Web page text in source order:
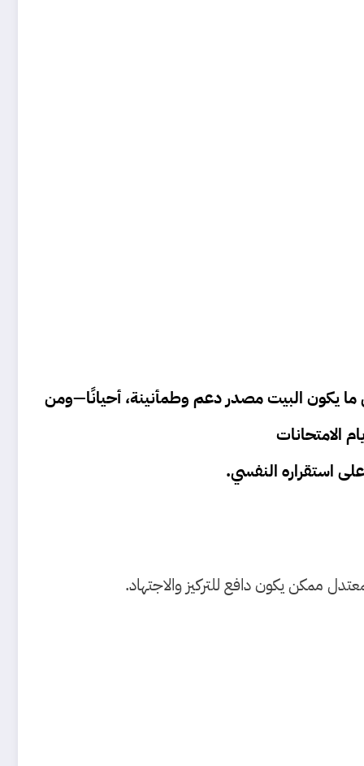
ما يكون البيت مصدر دعم وطمأنينة، أحيانًا—ومن
الامتحانات
استقراره النفسي.
ممكن يكون دافع للتركيز والاجتهاد.